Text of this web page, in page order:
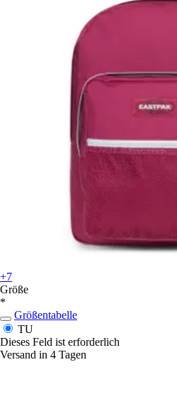
+7
Größe
*
Größentabelle
TU
Dieses Feld ist erforderlich
Versand in 4 Tagen